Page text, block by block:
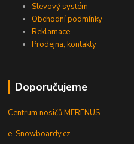
Slevový systém
Obchodní podmínky
Reklamace
Prodejna, kontakty
Doporučujeme
Centrum nosičů MERENUS
e-Snowboardy.cz